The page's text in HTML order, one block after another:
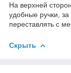
На верхней
удобные ручки,
переставлять с
Скрыть